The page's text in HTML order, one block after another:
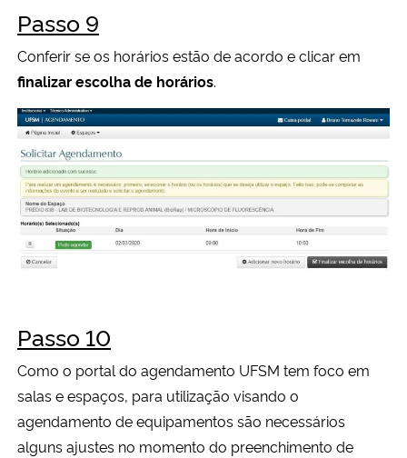
Passo 9
Conferir se os horários estão de acordo e clicar em
finalizar escolha de horários.
Passo 10
Como o portal do agendamento UFSM tem foco em
salas e espaços, para utilização visando o
agendamento de equipamentos são necessários
alguns ajustes no momento do preenchimento de